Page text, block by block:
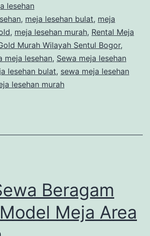
lesehan
, meja lesehan bulat, meja
, meja lesehan murah, Rental Meja
Murah Wilayah Sentul Bogor,
meja lesehan, Sewa meja lesehan
lesehan bulat, sewa meja lesehan
lesehan murah
Beragam
Meja Area